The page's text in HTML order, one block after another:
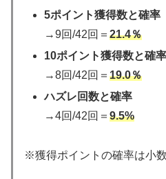
5ポイント獲得数と確率
→9回/42回＝21.4％
10ポイント獲得数と確率
→8回/42回＝19.0％
ハズレ回数と確率
→4回/42回＝9.5%
※獲得ポイントの確率は小